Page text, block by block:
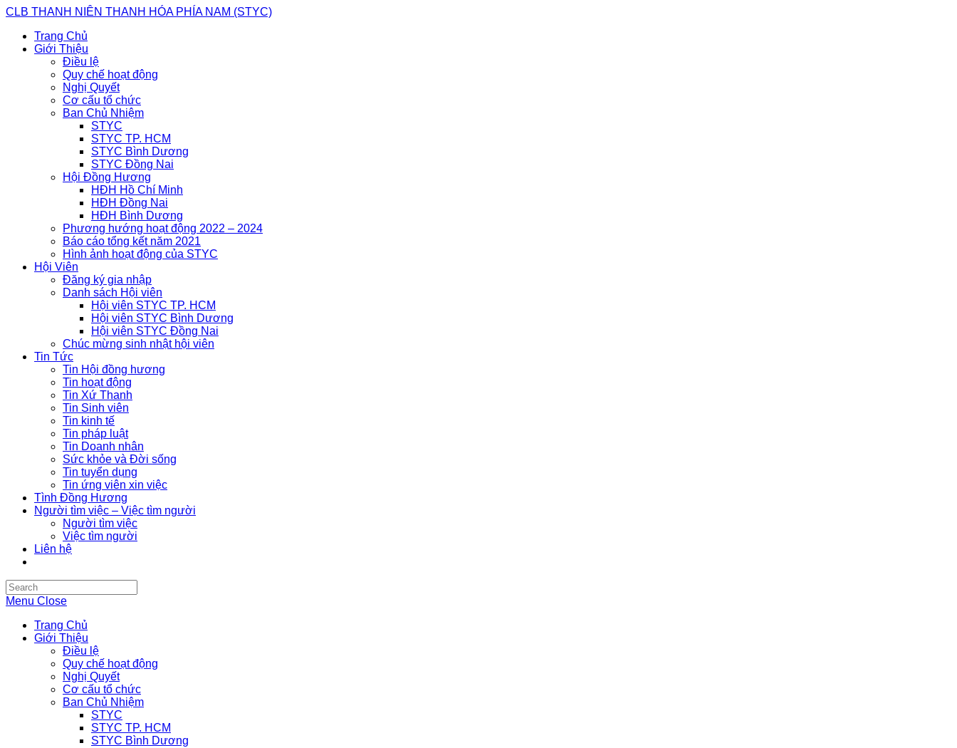
Skip
content
CLB THANH NIÊN THANH HÓA PHÍA NAM (STYC)
Trang Chủ
Giới Thiệu
Điều lệ
Quy chế hoạt động
Nghị Quyết
Cơ cấu tổ chức
Ban Chủ Nhiệm
STYC
STYC TP. HCM
STYC Bình Dương
STYC Đồng Nai
Hội Đồng Hương
HĐH Hồ Chí Minh
HĐH Đồng Nai
HĐH Bình Dương
Phương hướng hoạt động 2022 – 2024
Báo cáo tổng kết năm 2021
Hình ảnh hoạt động của STYC
Hội Viên
Đăng ký gia nhập
Danh sách Hội viên
Hội viên STYC TP. HCM
Hội viên STYC Bình Dương
Hội viên STYC Đồng Nai
Chúc mừng sinh nhật hội viên
Tin Tức
Tin Hội đồng hương
Tin hoạt động
Tin Xứ Thanh
Tin Sinh viên
Tin kinh tế
Tin pháp luật
Tin Doanh nhân
Sức khỏe và Đời sống
Tin tuyển dụng
Tin ứng viên xin việc
Tình Đồng Hương
Người tìm việc – Việc tìm người
Người tìm việc
Việc tìm người
Liên hệ
Search
this
Menu Close
Trang Chủ
Giới Thiệu
Điều lệ
Quy chế hoạt động
Nghị Quyết
Cơ cấu tổ chức
Ban Chủ Nhiệm
STYC
STYC TP. HCM
STYC Bình Dương